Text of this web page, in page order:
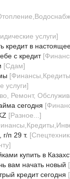
услуги]
кредит в
с кредит [
[Сдам]
[
услуги]
Ремонт,
сегодня [
[Разное... ]
п 29 т. [
]
купить в
вам начать новый [
кредит сегодня [